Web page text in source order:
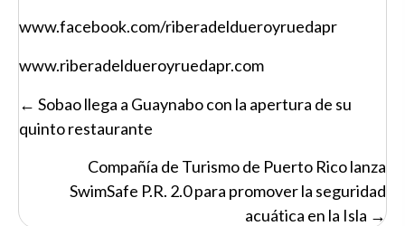
www.facebook.com/riberadeldueroyruedapr
www.riberadeldueroyruedapr.com
Posts
navigation
← Sobao llega a Guaynabo con la apertura de su
quinto restaurante
Compañía de Turismo de Puerto Rico lanza
SwimSafe P.R. 2.0 para promover la seguridad
acuática en la Isla →